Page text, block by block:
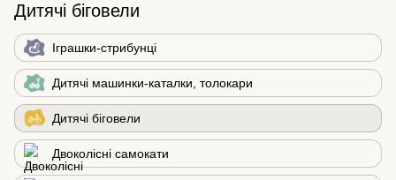
Дитячі біговели
Іграшки-стрибунці
Дитячі машинки-каталки, толокари
Дитячі біговели
Двоколісні cамокати